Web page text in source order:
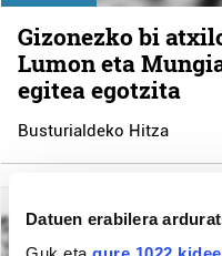
Datuen erabilera
Gizonezko bi
Lumon eta
egitea egotzita
Busturialdeko Hitza